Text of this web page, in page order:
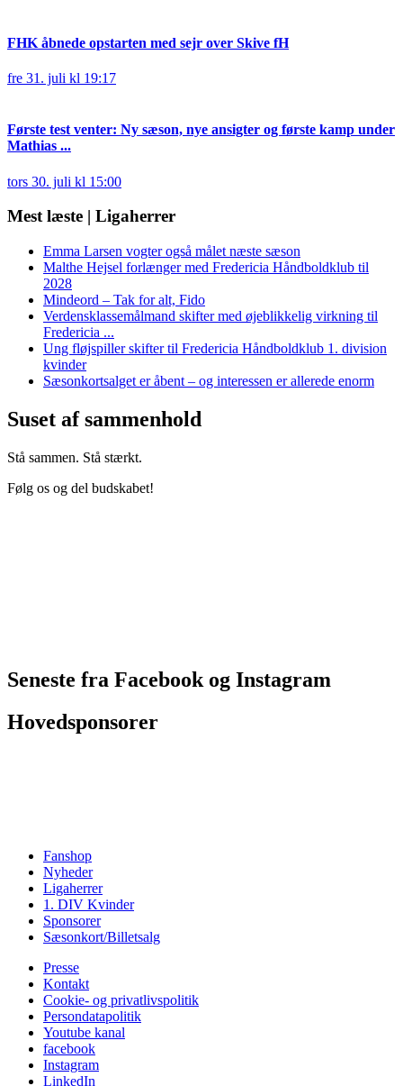
FHK åbnede opstarten med sejr over Skive fH
fre 31. juli kl 19:17
Første test venter: Ny sæson, nye ansigter og første kamp under
Mathias ...
tors 30. juli kl 15:00
Mest læste | Ligaherrer
Emma Larsen vogter også målet næste sæson
Malthe Hejsel forlænger med Fredericia Håndboldklub til
2028
Mindeord – Tak for alt, Fido
Verdensklassemålmand skifter med øjeblikkelig virkning til
Fredericia ...
Ung fløjspiller skifter til Fredericia Håndboldklub 1. division
kvinder
Sæsonkortsalget er åbent – og interessen er allerede enorm
Suset af sammenhold
Stå sammen. Stå stærkt.
Følg os og del budskabet!
Seneste fra Facebook og Instagram
Hovedsponsorer
Fanshop
Nyheder
Ligaherrer
1. DIV Kvinder
Sponsorer
Sæsonkort/Billetsalg
Presse
Kontakt
Cookie- og privatlivspolitik
Persondatapolitik
Youtube kanal
facebook
Instagram
LinkedIn